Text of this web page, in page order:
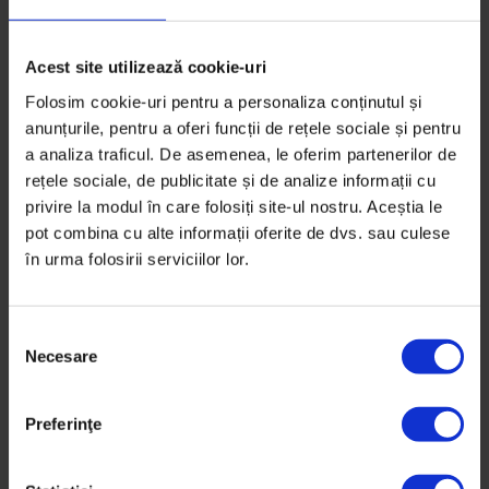
Acest site utilizează cookie-uri
Folosim cookie-uri pentru a personaliza conținutul și
anunțurile, pentru a oferi funcții de rețele sociale și pentru
a analiza traficul. De asemenea, le oferim partenerilor de
rețele sociale, de publicitate și de analize informații cu
privire la modul în care folosiți site-ul nostru. Aceștia le
pot combina cu alte informații oferite de dvs. sau culese
în urma folosirii serviciilor lor.
Necesare
Preferinţe
DeAni Sandu
Timp de citire: 12 minute